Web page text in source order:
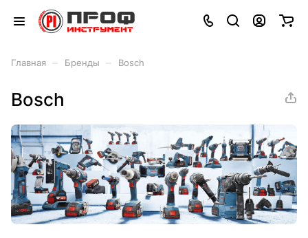
Главная Бренды Bosch
Bosch